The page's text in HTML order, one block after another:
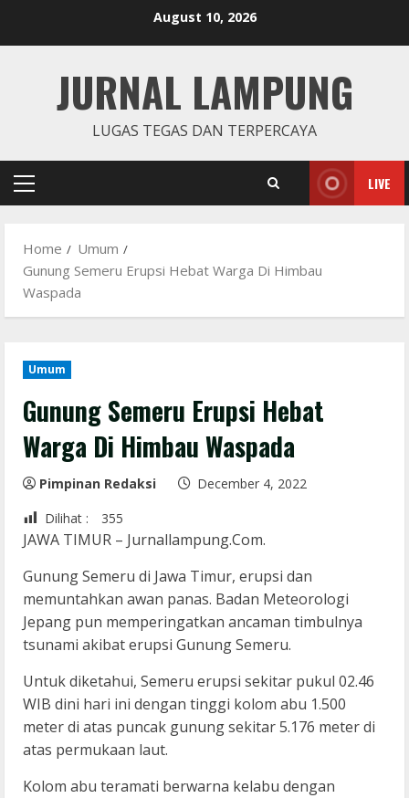
August 10, 2026
JURNAL LAMPUNG
LUGAS TEGAS DAN TERPERCAYA
Primary
LIVE
Home
Umum
Gunung Semeru Erupsi Hebat Warga Di Himbau
Waspada
Umum
Gunung Semeru Erupsi Hebat
Warga Di Himbau Waspada
Pimpinan Redaksi
December 4, 2022
Dilihat :
355
JAWA TIMUR – Jurnallampung.Com.
Gunung Semeru di Jawa Timur, erupsi dan
memuntahkan awan panas. Badan Meteorologi
Jepang pun memperingatkan ancaman timbulnya
tsunami akibat erupsi Gunung Semeru.
Untuk diketahui, Semeru erupsi sekitar pukul 02.46
WIB dini hari ini dengan tinggi kolom abu 1.500
meter di atas puncak gunung sekitar 5.176 meter di
atas permukaan laut.
Kolom abu teramati berwarna kelabu dengan